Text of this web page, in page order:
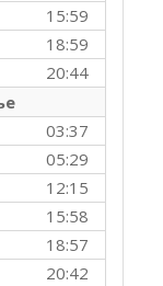
15:59
18:59
20:44
03:37
05:29
12:15
15:58
18:57
20:42